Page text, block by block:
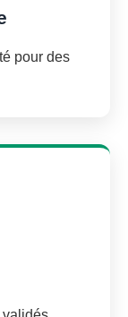
pour des